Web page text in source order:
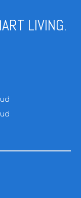
LIVING.